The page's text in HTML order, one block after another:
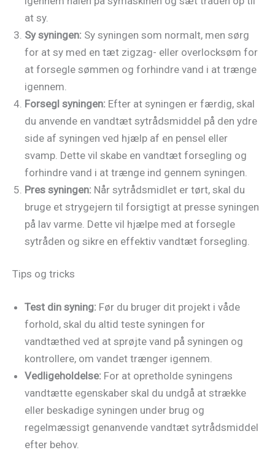
at sy.
Sy syningen: Sy syningen som normalt, men sørg
for at sy med en tæt zigzag- eller overlocksøm for
at forsegle sømmen og forhindre vand i at trænge
igennem.
Forsegl syningen: Efter at syningen er færdig, skal
du anvende en vandtæt sytrådsmiddel på den ydre
side af syningen ved hjælp af en pensel eller
svamp. Dette vil skabe en vandtæt forsegling og
forhindre vand i at trænge ind gennem syningen.
Pres syningen: Når sytrådsmidlet er tørt, skal du
bruge et strygejern til forsigtigt at presse syningen
på lav varme. Dette vil hjælpe med at forsegle
sytråden og sikre en effektiv vandtæt forsegling.
Tips og tricks
Test din syning: Før du bruger dit projekt i våde
forhold, skal du altid teste syningen for
vandtæthed ved at sprøjte vand på syningen og
kontrollere, om vandet trænger igennem.
Vedligeholdelse: For at opretholde syningens
vandtætte egenskaber skal du undgå at strække
eller beskadige syningen under brug og
regelmæssigt genanvende vandtæt sytrådsmiddel
efter behov.